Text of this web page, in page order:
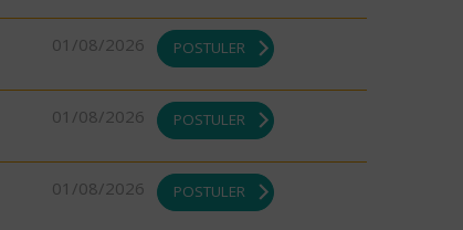
01/08/2026 POSTULER
01/08/2026 POSTULER
01/08/2026 POSTULER